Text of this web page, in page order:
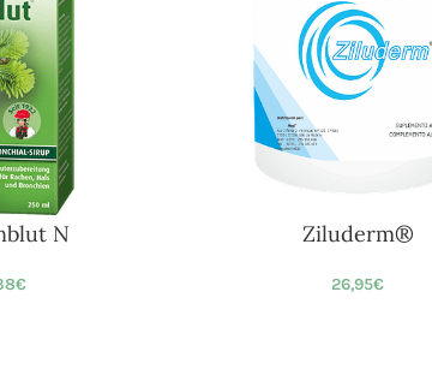
N
€
Ziluderm®
26,95€